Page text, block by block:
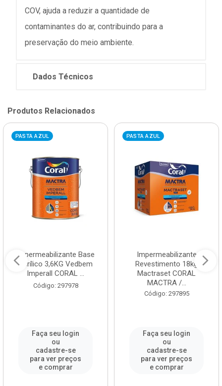
COV, ajuda a reduzir a quantidade de
contaminantes do ar, contribuindo para a
preservação do meio ambiente.
Dados Técnicos
Produtos Relacionados
PASTA AZUL
Impermeabilizante Base
Acrílico 3,6KG Vedbem
Imperall CORAL ...
Código: 297978
Faça seu login
ou
cadastre-se
para ver preços
e comprar
PASTA AZUL
Impermeabilizante
Revestimento 18kg
Mactraset CORAL
MACTRA /...
Código: 297895
Faça seu login
ou
cadastre-se
para ver preços
e comprar